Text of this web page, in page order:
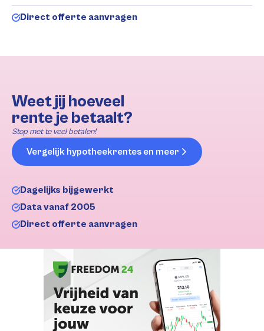
Direct offerte aanvragen
Weet jij hoeveel
rente je betaalt?
Stop met te veel betalen!
Vergelijk hypotheekrentes en meer
Dagelijks bijgewerkt
Data vanaf 2005
Direct offerte aanvragen